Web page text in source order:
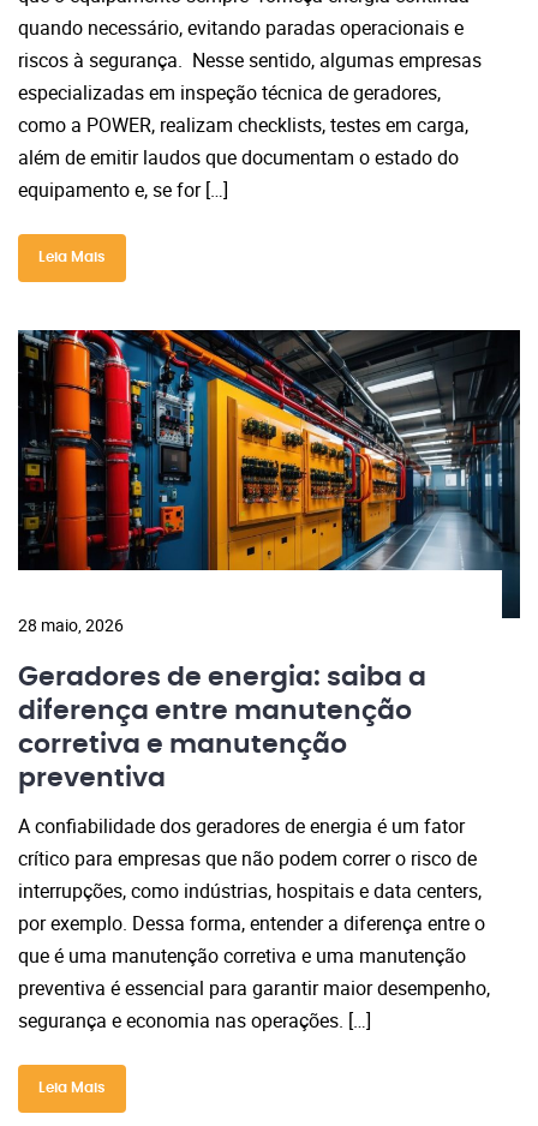
quando necessário, evitando paradas operacionais e
riscos à segurança. Nesse sentido, algumas empresas
especializadas em inspeção técnica de geradores,
como a POWER, realizam checklists, testes em carga,
além de emitir laudos que documentam o estado do
equipamento e, se for […]
Leia Mais
28 maio, 2026
Geradores de energia: saiba a
diferença entre manutenção
corretiva e manutenção
preventiva
A confiabilidade dos geradores de energia é um fator
crítico para empresas que não podem correr o risco de
interrupções, como indústrias, hospitais e data centers,
por exemplo. Dessa forma, entender a diferença entre o
que é uma manutenção corretiva e uma manutenção
preventiva é essencial para garantir maior desempenho,
segurança e economia nas operações. […]
Leia Mais